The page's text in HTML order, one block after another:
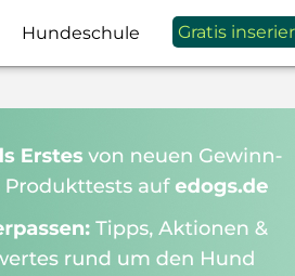
Hundeschule Gratis